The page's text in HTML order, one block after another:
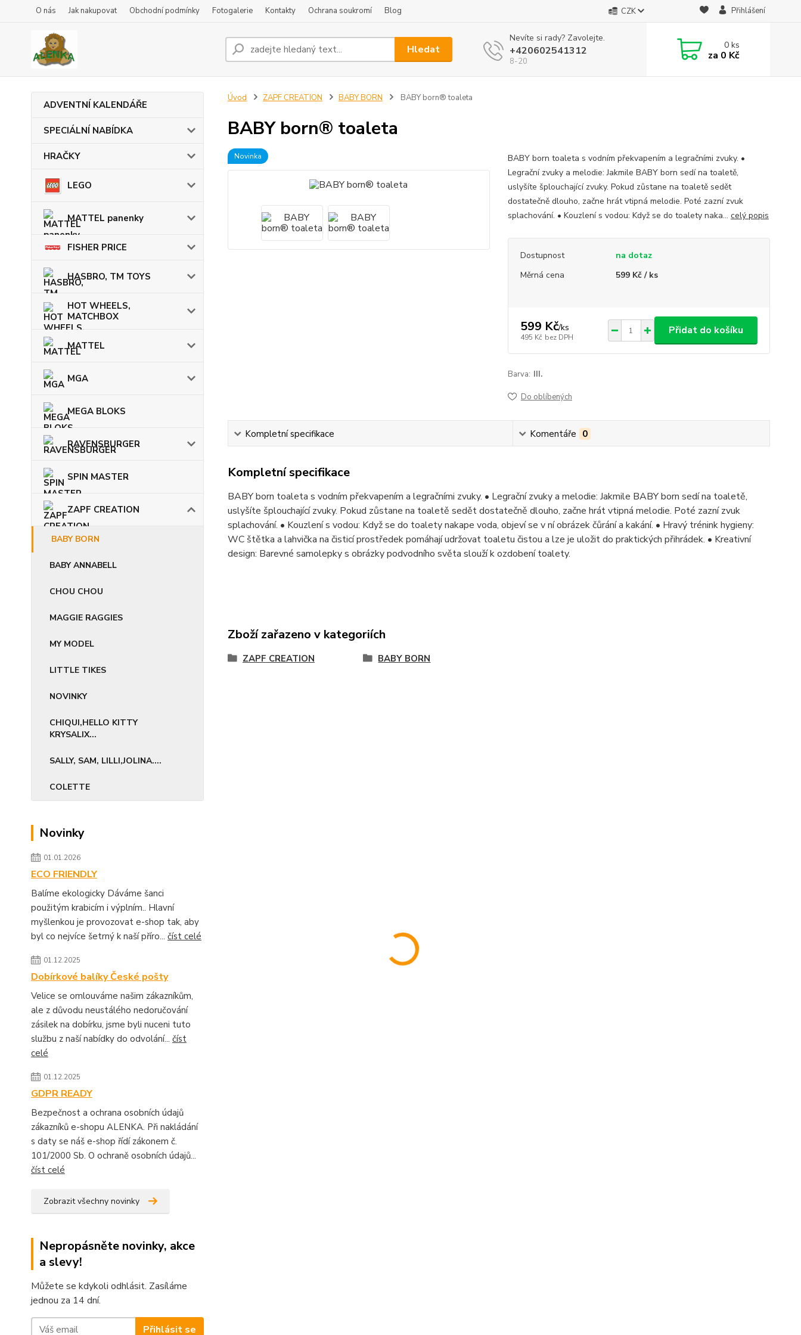
O nás Jak nakupovat Obchodní podmínky Fotogalerie Kontakty Ochrana soukromí Blog CZK Přihlášení
Hledat
Nevíte si rady? Zavolejte.
+420602541312
8-20
0ks
za 0 Kč
ADVENTNÍ KALENDÁŘE
SPECIÁLNÍ NABÍDKA
HRAČKY
LEGO
MATTEL panenky
FISHER PRICE
HASBRO, TM TOYS
HOT WHEELS,
MATCHBOX
MATTEL
MGA
MEGA BLOKS
RAVENSBURGER
SPIN MASTER
ZAPF CREATION
BABY BORN
BABY ANNABELL
CHOU CHOU
MAGGIE RAGGIES
MY MODEL
LITTLE TIKES
NOVINKY
CHIQUI,HELLO KITTY
KRYSALIX...
SALLY, SAM, LILLI,JOLINA....
COLETTE
Novinky
01.01.2026
ECO FRIENDLY
Balíme ekologicky Dáváme šanci
použitým krabicím i výplním.. Hlavní
myšlenkou je provozovat e-shop tak, aby
byl co nejvíce šetrný k naší příro... číst celé
01.12.2025
Dobírkové balíky České pošty
Velice se omlouváme našim zákazníkům,
ale z důvodu neustálého nedoručování
zásilek na dobírku, jsme byli nuceni tuto
službu z naší nabídky do odvolání... číst
celé
01.12.2025
GDPR READY
Bezpečnost a ochrana osobních údajů
zákazníků e-shopu ALENKA. Při nakládání
s daty se náš e-shop řídí zákonem č.
101/2000 Sb. O ochraně osobních údajů...
číst celé
Zobrazit všechny novinky
Nepropásněte novinky, akce
a slevy!
Můžete se kdykoli odhlásit. Zasíláme
jednou za 14 dní.
Přihlásit se
Úvod ZAPF CREATION BABY BORN BABY born® toaleta
BABY born® toaleta
Novinka
BABY born toaleta s vodním překvapením a legračními zvuky. •
Legrační zvuky a melodie: Jakmile BABY born sedí na toaletě,
uslyšíte šplouchající zvuky. Pokud zůstane na toaletě sedět
dostatečně dlouho, začne hrát vtipná melodie. Poté zazní zvuk
splachování. • Kouzlení s vodou: Když se do toalety naka... celý popis
Dostupnost
na dotaz
Měrná cena
599 Kč / ks
599 Kč/ks
495 Kč bez DPH
Přidat do košíku
Barva: III.
Do oblíbených
Kompletní specifikace Komentáře 0
Kompletní specifikace
BABY born toaleta s vodním překvapením a legračními zvuky. • Legrační zvuky a melodie: Jakmile BABY born sedí na toaletě,
uslyšíte šplouchající zvuky. Pokud zůstane na toaletě sedět dostatečně dlouho, začne hrát vtipná melodie. Poté zazní zvuk
splachování. • Kouzlení s vodou: Když se do toalety nakape voda, objeví se v ní obrázek čůrání a kakání. • Hravý trénink hygieny:
WC štětka a lahvička na čisticí prostředek pomáhají udržovat toaletu čistou a lze je uložit do praktických přihrádek. • Kreativní
design: Barevné samolepky s obrázky podvodního světa slouží k ozdobení toalety.
Zboží zařazeno v kategoriích
ZAPF CREATION BABY BORN